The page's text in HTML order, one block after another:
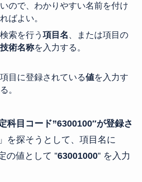
いので、わかりやすい名前を付け
ればよい。
検索を行う項目名 、または項目の
技術名称を入力する。
項目に登録されている値を入力す
る。
科目コード”6300100″が登録さ
を探そうとして、項目名に
の値として ”63001000” を入力